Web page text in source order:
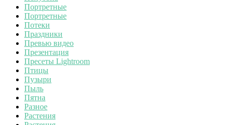
Портретные
Портретные
Потеки
Праздники
Превью видео
Презентация
Пресеты Lightroom
Птицы
Пузыри
Пыль
Пятна
Разное
Растения